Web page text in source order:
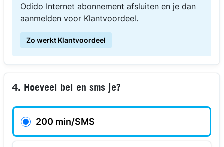
Odido Internet abonnement afsluiten en je dan
aanmelden voor Klantvoordeel.
Zo werkt Klantvoordeel
4. Hoeveel bel en sms je?
200 min/SMS